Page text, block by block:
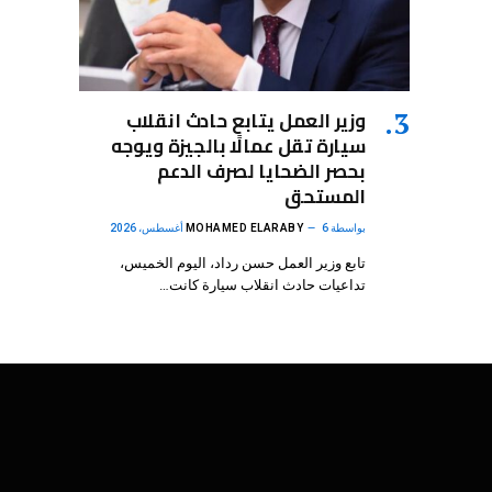
وزير العمل يتابع حادث انقلاب
سيارة تقل عمالًا بالجيزة ويوجه
بحصر الضحايا لصرف الدعم
المستحق
بواسطة MOHAMED ELARABY 6 أغسطس، 2026
تابع وزير العمل حسن رداد، اليوم الخميس،
تداعيات حادث انقلاب سيارة كانت…